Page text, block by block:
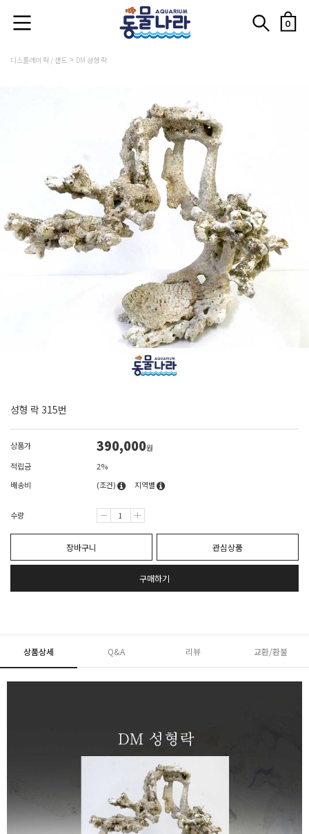
0
디스플레이 락 / 샌드 DM 성형 락
성형 락 315번
상품가 390,000원
적립금
2%
배송비
(조건) 지역별
수량
장바구니 관심상품
구매하기
상품상세 Q&A 리뷰 교환/환불